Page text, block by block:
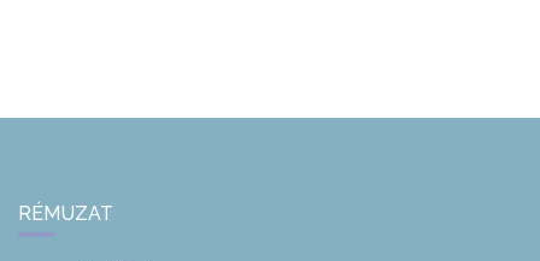
RÉMUZAT